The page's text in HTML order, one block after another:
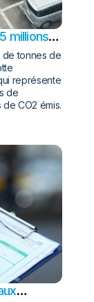
millions
de tonnes de
représente
de
CO2 émis.